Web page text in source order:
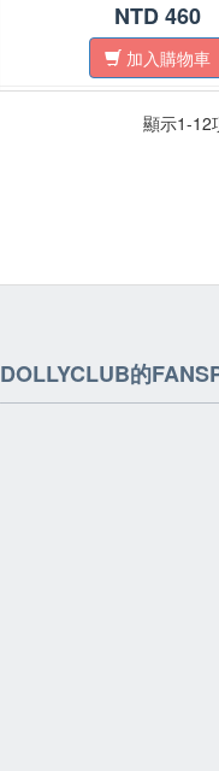
有一個開放式內袋 ​一個拉鍊
有開放式口袋 肩帶為純棉織
為防水布拉鍊密合開口 可
NTD 460
加入購物車
顯示1-12
DOLLYCLUB的